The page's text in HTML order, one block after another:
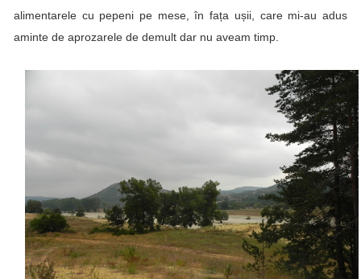
alimentarele cu pepeni pe mese, în fața ușii, care mi-au adus
aminte de aprozarele de demult dar nu aveam timp.